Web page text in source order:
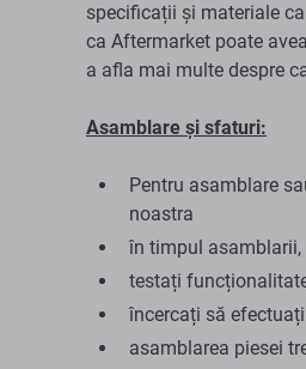
specificații și materiale
ca Aftermarket poate
a afla mai multe despre
Asamblare și sfaturi:
Pentru asamblare
noastra
în timpul
testați
încercați să
asamblarea piesei